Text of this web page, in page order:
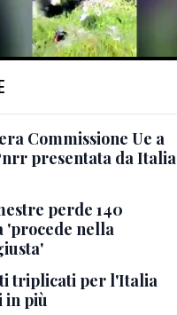
Commissione Ue a
presentata da Italia
perde 140
'procede nella
triplicati per l'Italia
in più